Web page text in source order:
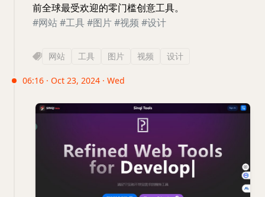
前全球最受欢迎的零门槛创意工具。
#网站#工具#图片#视频 #设计
网站 工具 图片 视频 设计
06:16 · Oct 23, 2024 · Wed